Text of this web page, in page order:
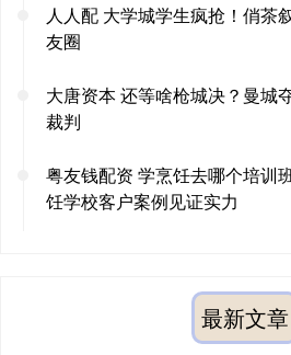
人人配 大学城学生疯抢！俏茶
友圈
大唐资本 还等啥枪城决？曼城
裁判
粤友钱配资 学烹饪去哪个培训
饪学校客户案例见证实力
最新文章